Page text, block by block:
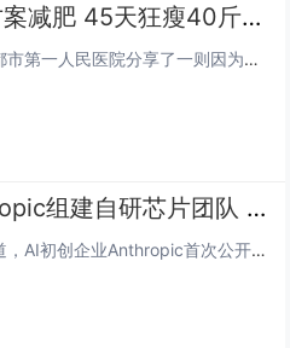
240斤男子靠AI制订方案减肥 45天狂瘦40斤险丧命！
快科技8月5日消息，近日，成都市第一人民医院分享了一则因为过度信任AI而导致的严重致病案例。成都34岁陈先生（化名）是一名自媒体从业者，熬夜是常态，加上重油重盐的饮食习惯，体重飙到240斤，他下定决心要改变。于是上网查资料，借助AI工具制定...
摆脱算力依赖！Anthropic组建自研芯片团队 专为Claude打造AI芯片
快科技8月6日消息，据媒体报道，AI初创企业Anthropic首次公开确认，将组建专属内部团队，为旗下Claude大模型量身打造定制化AI芯片，正式落地自研芯片布局。此举依托自研硬件补足算力短板，充分适配Claude模型持续攀升的大规模训练...